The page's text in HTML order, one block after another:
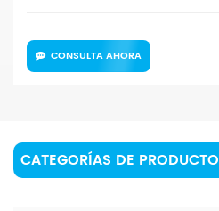
CONSULTA AHORA
CATEGORÍAS DE PRODUCTO